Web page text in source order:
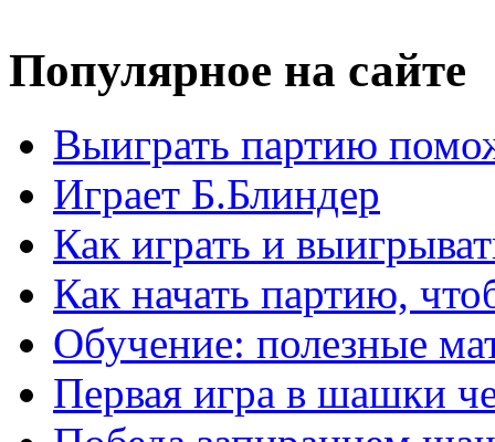
Популярное на сайте
Выиграть партию
Играет Б.Блиндер
Как играть и
Как начать партию,
Обучение: полезные
Первая игра в шашки